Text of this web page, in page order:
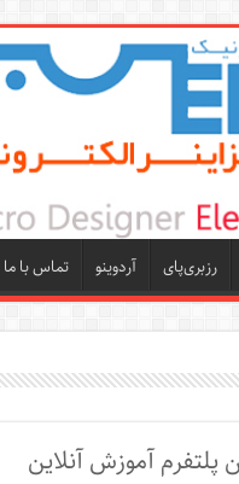
رزبری‌پای آردوینو تماس با ما
پلتفرم آموزش آنلاین